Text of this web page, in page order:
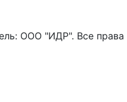
ООО "ИДР". Все права